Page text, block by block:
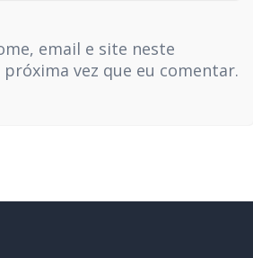
email e site neste
vez que eu comentar.